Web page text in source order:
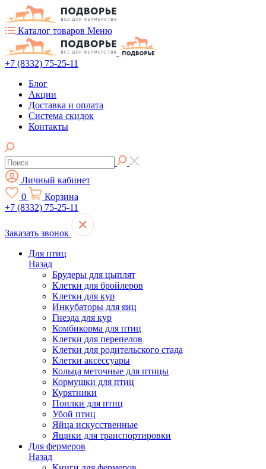
Каталог товаров Меню
+7 (8332) 75-25-11
Блог
Акции
Доставка и оплата
Система скидок
Контакты
Личный кабинет
0
Корзина
+7 (8332) 75-25-11
Заказать звонок
Для птиц
Назад
Брудеры для цыплят
Клетки для бройлеров
Клетки для кур
Инкубаторы для яиц
Гнезда для кур
Комбикорма для птиц
Клетки для перепелов
Клетки для родительского стада
Клетки аксессуары
Кольца меточные для птицы
Кормушки для птиц
Курятники
Поилки для птиц
Убой птиц
Яйца искусственные
Ящики для транспортировки
Для фермеров
Назад